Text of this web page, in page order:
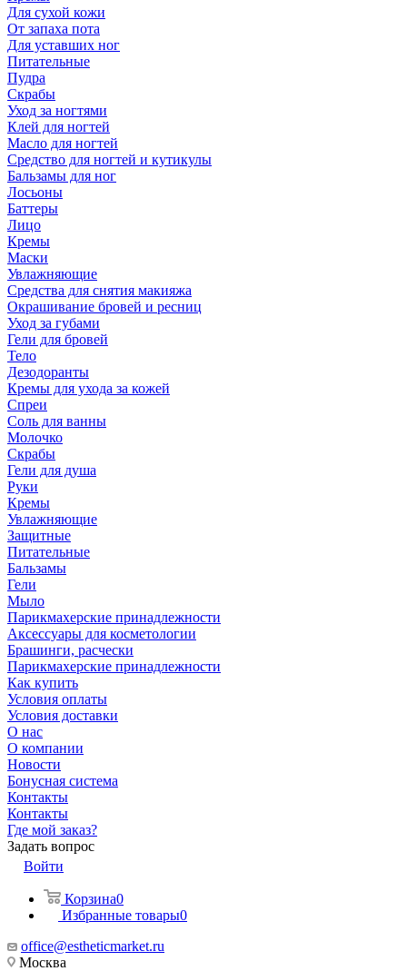
Для сухой кожи
От запаха пота
Для уставших ног
Питательные
Пудра
Скрабы
Уход за ногтями
Клей для ногтей
Масло для ногтей
Средство для ногтей и кутикулы
Бальзамы для ног
Лосьоны
Баттеры
Лицо
Кремы
Маски
Увлажняющие
Средства для снятия макияжа
Окрашивание бровей и ресниц
Уход за губами
Гели для бровей
Тело
Дезодоранты
Кремы для ухода за кожей
Спреи
Соль для ванны
Молочко
Скрабы
Гели для душа
Руки
Кремы
Увлажняющие
Защитные
Питательные
Бальзамы
Гели
Мыло
Парикмахерские принадлежности
Аксессуары для косметологии
Брашинги, расчески
Парикмахерские принадлежности
Как купить
Условия оплаты
Условия доставки
О нас
О компании
Новости
Бонусная система
Контакты
Контакты
Где мой заказ?
Задать вопрос
Войти
Корзина0
Избранные товары0
office@estheticmarket.ru
Москва